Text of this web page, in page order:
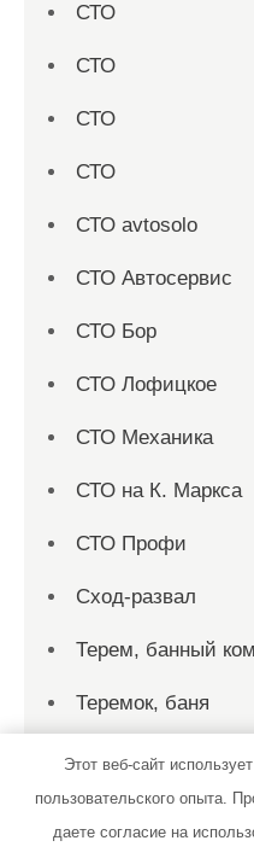
СТО
СТО
СТО
СТО
СТО avtosolo
СТО Автосервис
СТО Бор
СТО Лофицкое
СТО Механика
СТО на К. Маркса
СТО Профи
Сход-развал
Терем, банный
Теремок, баня
Теремок, баня
Территория
Этот веб-сайт
пользовательского опыта.
даете согласие на